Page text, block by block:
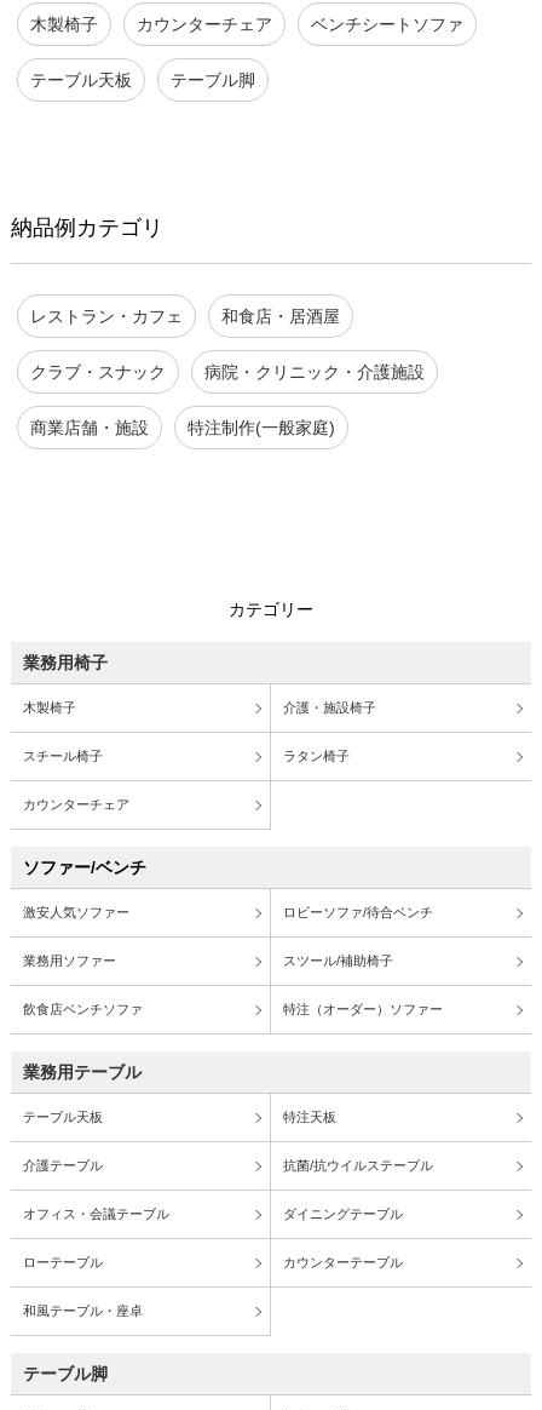
木製椅子 カウンターチェア ベンチシートソファ
テーブル天板 テーブル脚
納品例カテゴリ
レストラン・カフェ 和食店・居酒屋
クラブ・スナック 病院・クリニック・介護施設
商業店舗・施設 特注制作(一般家庭)
カテゴリー
業務用椅子
木製椅子 介護・施設椅子
スチール椅子 ラタン椅子
カウンターチェア
ソファー/ベンチ
激安人気ソファー ロビーソファ/待合ベンチ
業務用ソファー スツール/補助椅子
飲食店ベンチソファ 特注（オーダー）ソファー
業務用テーブル
テーブル天板 特注天板
介護テーブル 抗菌/抗ウイルステーブル
オフィス・会議テーブル ダイニングテーブル
ローテーブル カウンターテーブル
和風テーブル・座卓
テーブル脚